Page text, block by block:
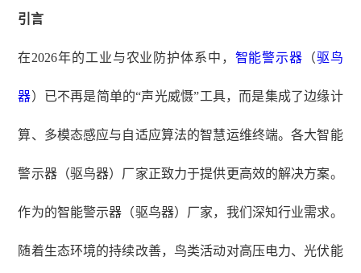
引言
在2026年的工业与农业防护体系中， 智能警示器 （驱鸟
器）已不再是简单的“声光威慑”工具，而是集成了边缘计
算、多模态感应与自适应算法的智慧运维终端。各大智能
警示器（驱鸟器）厂家正致力于提供更高效的解决方案。
作为的智能警示器（驱鸟器）厂家，我们深知行业需求。
随着生态环境的持续改善，鸟类活动对高压电力、光伏能